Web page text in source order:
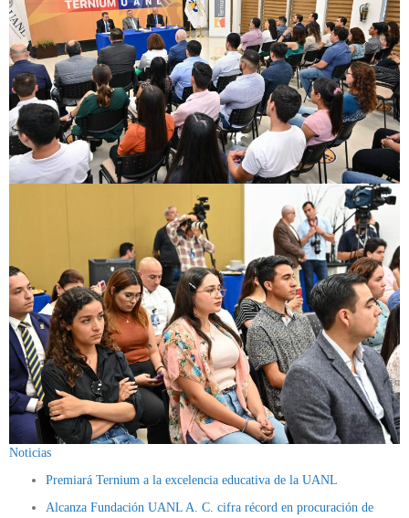
Noticias
Premiará Ternium a la excelencia educativa de la UANL
Alcanza Fundación UANL A. C. cifra récord en procuración de